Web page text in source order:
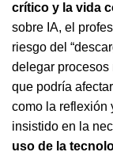
crítico y la vida
sobre IA, el
riesgo del
delegar
que podría
como la reflexión
insistido en la
uso de la